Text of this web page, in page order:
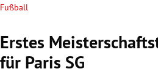
Fußball
Erstes
für Paris SG